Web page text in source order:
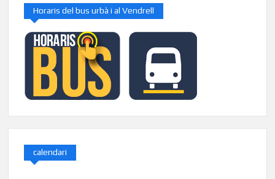
Horaris del bus urbà i al Vendrell
calendari